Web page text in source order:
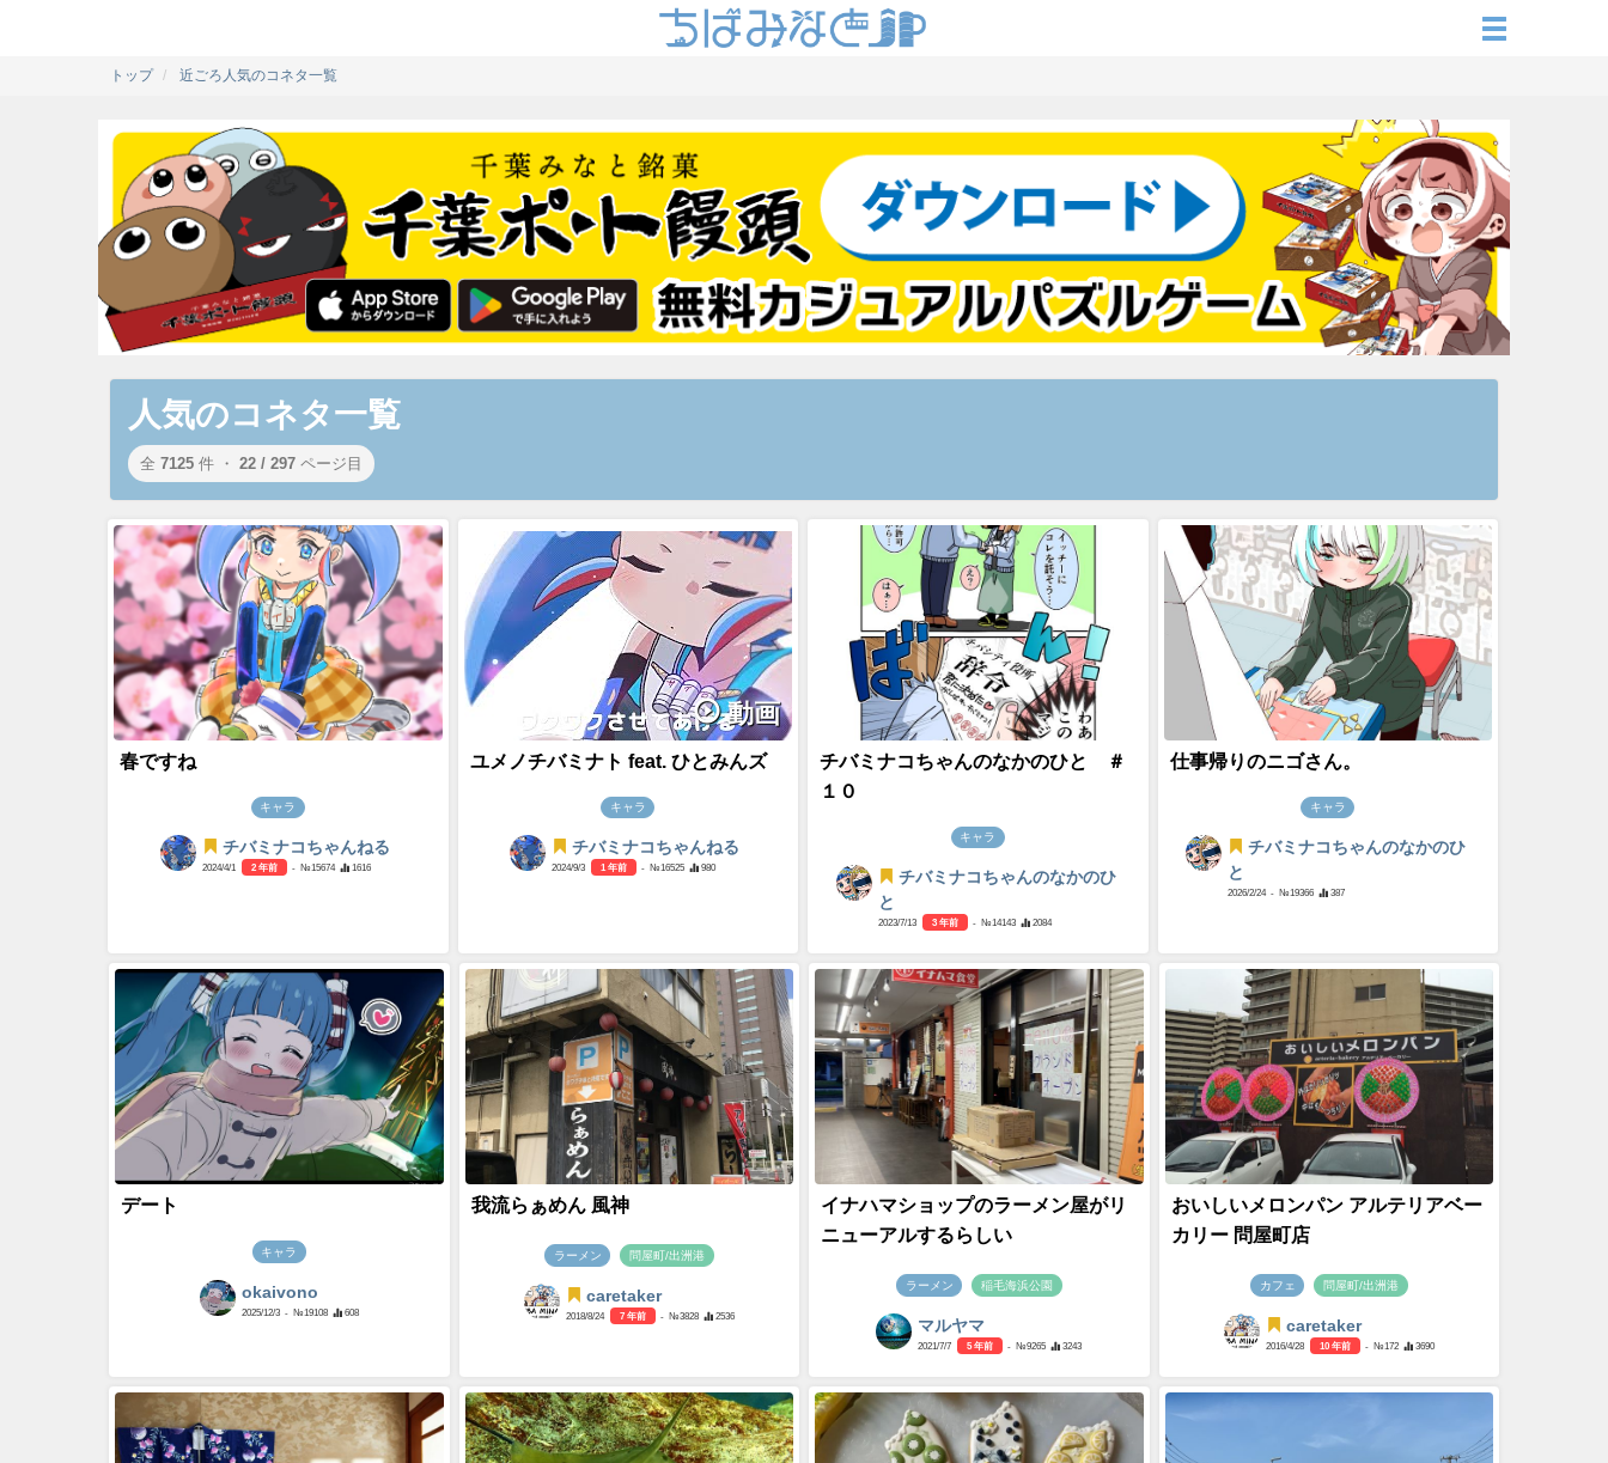
トップ 近ごろ人気のコネタ一覧
人気のコネタ一覧
全 7125 件 ・ 22 / 297 ページ目
春ですね
キャラ
チバミナコちゃんねる
2024/4/1 2 年前 - №15674 1616
動画
ユメノチバミナト feat. ひとみんズ
キャラ
チバミナコちゃんねる
2024/9/3 1 年前 - №16525 980
チバミナコちゃんのなかのひと ＃
１０
キャラ
チバミナコちゃんのなかのひ
と
2023/7/13 3 年前 - №14143 2084
仕事帰りのニゴさん。
キャラ
チバミナコちゃんのなかのひ
と
2026/2/24 - №19366 387
デート
キャラ
okaivono
2025/12/3 - №19108 608
我流らぁめん 風神
ラーメン 問屋町/出洲港
caretaker
2018/8/24 7 年前 - №3828 2536
イナハマショップのラーメン屋がリ
ニューアルするらしい
ラーメン 稲毛海浜公園
マルヤマ
2021/7/7 5 年前 - №9265 3243
おいしいメロンパン アルテリアベー
カリー 問屋町店
カフェ 問屋町/出洲港
caretaker
2016/4/28 10 年前 - №172 3690